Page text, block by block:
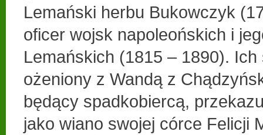
Lemański herbu Bukowczyk
oficer wojsk napoleońskich i
Lemańskich (1815 – 1890).
ożeniony z Wandą z
będący spadkobiercą,
jako wiano swojej córce Felicji